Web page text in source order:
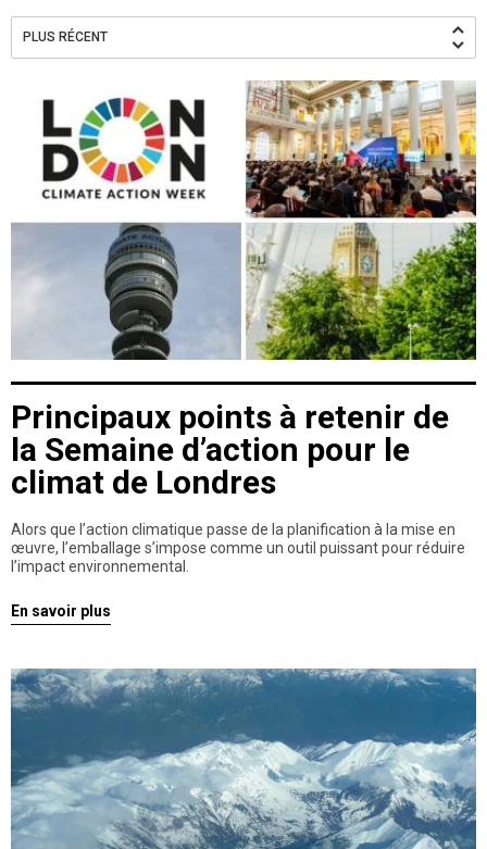
PLUS RÉCENT
Principaux points à retenir de
la Semaine d’action pour le
climat de Londres
Alors que l’action climatique passe de la planification à la mise en
œuvre, l’emballage s’impose comme un outil puissant pour réduire
l’impact environnemental.
En savoir plus